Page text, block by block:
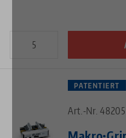
PATENTIERT
Art.-Nr.